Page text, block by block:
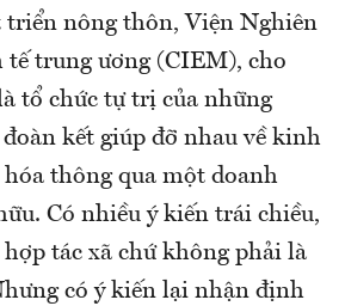
triển nông thôn, Viện Nghiên
tế trung ương (CIEM), cho
tổ chức tự trị của những
kết giúp đỡ nhau về kinh
hóa thông qua một doanh
Có nhiều ý kiến trái chiều,
tác xã chứ không phải là
có ý kiến lại nhận định